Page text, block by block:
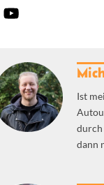
Ist
durch
dann